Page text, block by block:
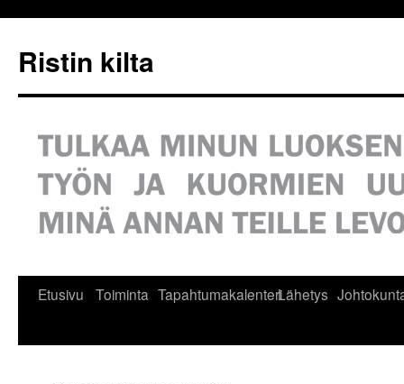
Ristin kilta
Etusivu Toiminta TapahtumakalenteriLähetys